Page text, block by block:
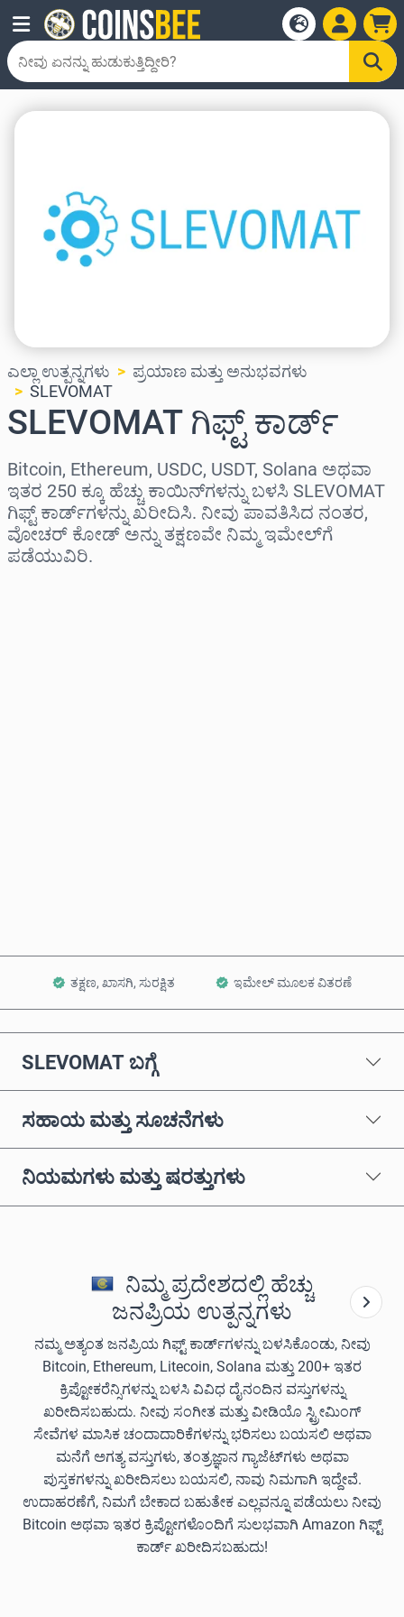
ಎಲ್ಲಾ ಉತ್ಪನ್ನಗಳು
ಪ್ರಯಾಣ ಮತ್ತು ಅನುಭವಗಳು
SLEVOMAT
SLEVOMAT ಗಿಫ್ಟ್ ಕಾರ್ಡ್
Bitcoin, Ethereum, USDC, USDT, Solana ಅಥವಾ
ಇತರ 250 ಕ್ಕೂ ಹೆಚ್ಚು ಕಾಯಿನ್‌ಗಳನ್ನು ಬಳಸಿ SLEVOMAT
ಗಿಫ್ಟ್ ಕಾರ್ಡ್‌ಗಳನ್ನು ಖರೀದಿಸಿ. ನೀವು ಪಾವತಿಸಿದ ನಂತರ,
ವೋಚರ್ ಕೋಡ್ ಅನ್ನು ತಕ್ಷಣವೇ ನಿಮ್ಮ ಇಮೇಲ್‌ಗೆ
ಪಡೆಯುವಿರಿ.
ತಕ್ಷಣ, ಖಾಸಗಿ, ಸುರಕ್ಷಿತ ಇಮೇಲ್ ಮೂಲಕ ವಿತರಣೆ
SLEVOMAT ಬಗ್ಗೆ
ಸಹಾಯ ಮತ್ತು ಸೂಚನೆಗಳು
ನಿಯಮಗಳು ಮತ್ತು ಷರತ್ತುಗಳು
ನಿಮ್ಮ ಪ್ರದೇಶದಲ್ಲಿ ಹೆಚ್ಚು
ಜನಪ್ರಿಯ ಉತ್ಪನ್ನಗಳು
ನಮ್ಮ ಅತ್ಯಂತ ಜನಪ್ರಿಯ ಗಿಫ್ಟ್ ಕಾರ್ಡ್‌ಗಳನ್ನು ಬಳಸಿಕೊಂಡು, ನೀವು
Bitcoin, Ethereum, Litecoin, Solana ಮತ್ತು 200+ ಇತರ
ಕ್ರಿಪ್ಟೋಕರೆನ್ಸಿಗಳನ್ನು ಬಳಸಿ ವಿವಿಧ ದೈನಂದಿನ ವಸ್ತುಗಳನ್ನು
ಖರೀದಿಸಬಹುದು. ನೀವು ಸಂಗೀತ ಮತ್ತು ವೀಡಿಯೊ ಸ್ಟ್ರೀಮಿಂಗ್
ಸೇವೆಗಳ ಮಾಸಿಕ ಚಂದಾದಾರಿಕೆಗಳನ್ನು ಭರಿಸಲು ಬಯಸಲಿ ಅಥವಾ
ಮನೆಗೆ ಅಗತ್ಯ ವಸ್ತುಗಳು, ತಂತ್ರಜ್ಞಾನ ಗ್ಯಾಜೆಟ್‌ಗಳು ಅಥವಾ
ಪುಸ್ತಕಗಳನ್ನು ಖರೀದಿಸಲು ಬಯಸಲಿ, ನಾವು ನಿಮಗಾಗಿ ಇದ್ದೇವೆ.
ಉದಾಹರಣೆಗೆ, ನಿಮಗೆ ಬೇಕಾದ ಬಹುತೇಕ ಎಲ್ಲವನ್ನೂ ಪಡೆಯಲು ನೀವು
Bitcoin ಅಥವಾ ಇತರ ಕ್ರಿಪ್ಟೋಗಳೊಂದಿಗೆ ಸುಲಭವಾಗಿ Amazon ಗಿಫ್ಟ್
ಕಾರ್ಡ್ ಖರೀದಿಸಬಹುದು!